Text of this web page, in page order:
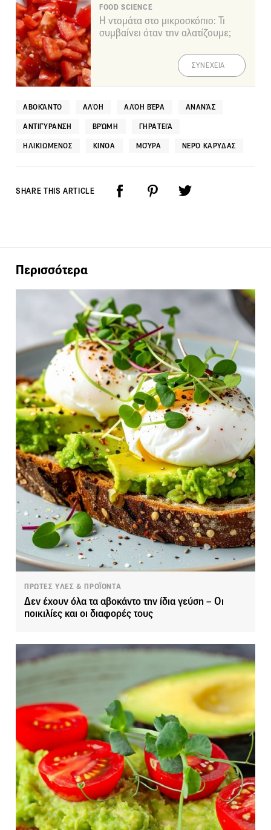
FOOD SCIENCE
Η ντομάτα στο μικροσκόπιο: Τι
συμβαίνει όταν την αλατίζουμε;
ΣΥΝΕΧΕΙΑ
ΑΒΟΚΆΝΤΟ ΑΛΌΗ ΑΛΌΗ ΒΈΡΑ ΑΝΑΝΆΣ
ΑΝΤΙΓΎΡΑΝΣΗ ΒΡΏΜΗ ΓΗΡΑΤΕΙΆ
ΗΛΙΚΙΩΜΈΝΟΣ ΚΙΝΌΑ ΜΟΎΡΑ ΝΕΡΌ ΚΑΡΎΔΑΣ
SHARE THIS ARTICLE
Περισσότερα
ΠΡΩΤΕΣ ΥΛΕΣ & ΠΡΟΪΟΝΤΑ
Δεν έχουν όλα τα αβοκάντο την ίδια γεύση – Οι
ποικιλίες και οι διαφορές τους